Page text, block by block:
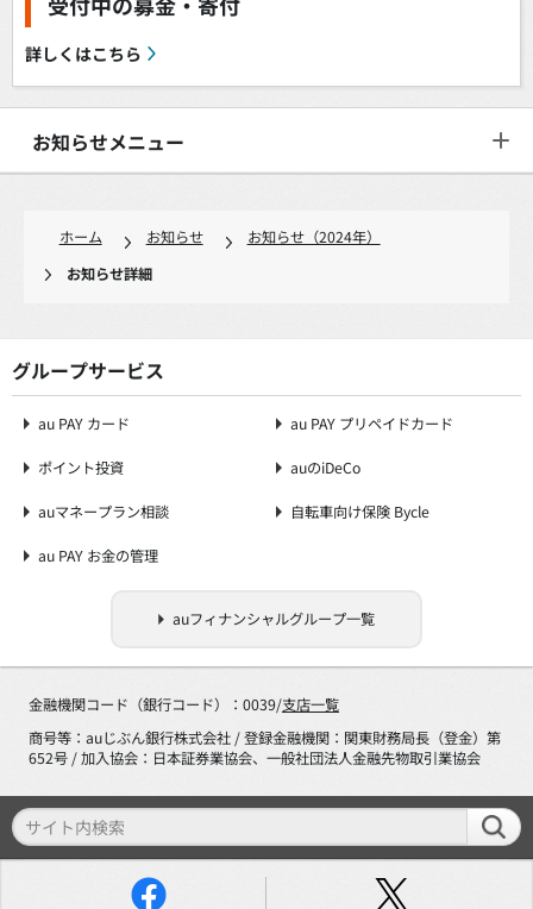
詳しくはこちら
お知らせメニュー
ホーム お知らせ
お知らせ（2024年）
お知らせ詳細
グループサービス
au PAY カード au PAY プリペイドカード
ポイント投資 auのiDeCo
auマネープラン相談 自転車向け保険 Bycle
au PAY お金の管理
auフィナンシャルグループ一覧
金融機関コード（銀行コード）：0039/支店一覧
商号等：auじぶん銀行株式会社 / 登録金融機関：関東財務局長（登金）第
652号 / 加入協会：日本証券業協会、一般社団法人金融先物取引業協会